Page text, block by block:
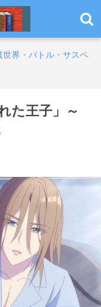
世界・バトル・サスペ
た王子」～